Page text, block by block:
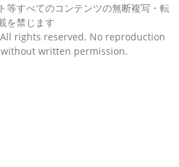
等すべてのコンテンツの無断複写・転
を禁じます
rights reserved. No reproduction
written permission.